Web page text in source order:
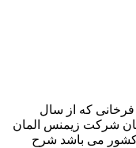
که از سال
شرکت زیمنس المان
می باشد شرح